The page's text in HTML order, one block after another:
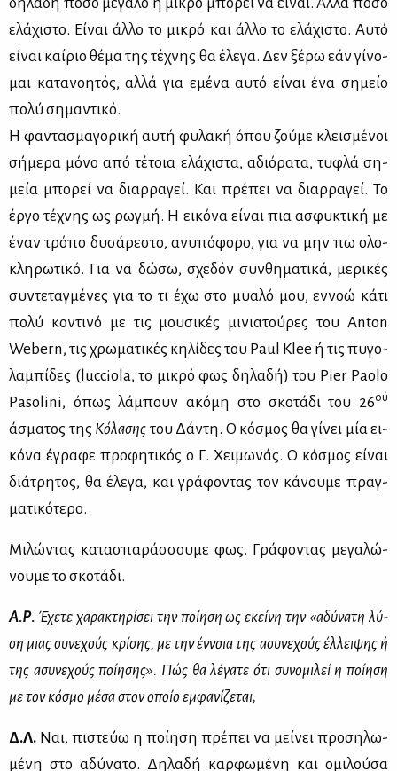
ελά­χι­στο. Εί­ναι άλ­λο το μι­κρό και άλ­λο το ελά­χι­στο. Αυ­τό
εί­ναι καί­ριο θέ­μα της τέ­χνης θα έλε­γα. Δεν ξέ­ρω εάν γί­νο­
μαι κα­τα­νοη­τός, αλ­λά για εμέ­να αυ­τό εί­ναι ένα ση­μείο
πο­λύ ση­μα­ντι­κό.
Η φα­ντα­σμα­γο­ρι­κή αυ­τή φυ­λα­κή όπου ζού­με κλει­σμέ­νοι
σή­με­ρα μό­νο από τέ­τοια ελά­χι­στα, αδιό­ρα­τα, τυ­φλά ση­
μεία μπο­ρεί να διαρ­ρα­γεί. Και πρέ­πει να διαρ­ρα­γεί. Το
έρ­γο τέ­χνης ως ρωγ­μή. Η ει­κό­να εί­ναι πια ασφυ­κτι­κή με
έναν τρό­πο δυ­σά­ρε­στο, ανυ­πό­φο­ρο, για να μην πω ολο­
κλη­ρω­τι­κό. Για να δώ­σω, σχε­δόν συν­θη­μα­τι­κά, με­ρι­κές
συ­ντε­ταγ­μέ­νες για το τι έχω στο μυα­λό μου, εν­νοώ κά­τι
πο­λύ κο­ντι­νό με τις μου­σι­κές μι­νια­τού­ρες του Anton
Webern, τις χρω­μα­τι­κές κη­λί­δες του Paul Klee ή τις πυ­γο­
λα­μπί­δες (lucciola, το μι­κρό φως δη­λα­δή) του Pier Paolo
Pasolini, όπως λά­μπουν ακό­μη στο σκο­τά­δι του 26ού
άσμα­τος της Κό­λα­σης του Δά­ντη. Ο κό­σμος θα γί­νει μία ει­
κό­να έγρα­φε προ­φη­τι­κός ο Γ. Χει­μω­νάς. Ο κό­σμος εί­ναι
διά­τρη­τος, θα έλε­γα, και γρά­φο­ντας τον κά­νου­με πραγ­
μα­τι­κό­τε­ρο.
Μι­λώ­ντας κα­τα­σπα­ράσ­σου­με φως. Γρά­φο­ντας με­γα­λώ­
νου­με το σκο­τά­δι.
Α.Ρ. Έχε­τε χα­ρα­κτη­ρί­σει την ποί­η­ση ως εκεί­νη την «αδύ­να­τη λύ­
ση μιας συ­νε­χούς κρί­σης, με την έν­νοια της ασυ­νε­χούς έλ­λει­ψης ή
της ασυ­νε­χούς ποί­η­σης». Πώς θα λέ­γα­τε ότι συ­νο­μι­λεί η ποί­η­ση
με τον κό­σμο μέ­σα στον οποίο εμ­φα­νί­ζε­ται;
Δ.Λ. Ναι, πι­στεύω η ποί­η­ση πρέ­πει να μεί­νει προ­ση­λω­
μέ­νη στο αδύ­να­το. Δη­λα­δή καρ­φω­μέ­νη και ομι­λού­σα